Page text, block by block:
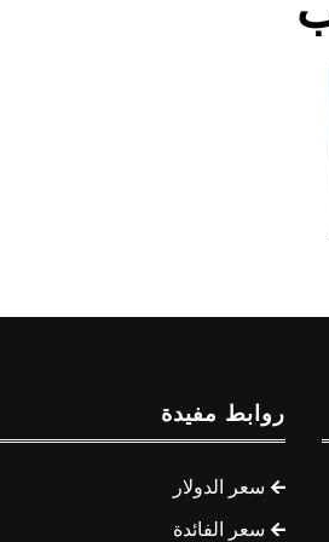
روابط مفيدة
سعر الدولار
سعر الفائدة